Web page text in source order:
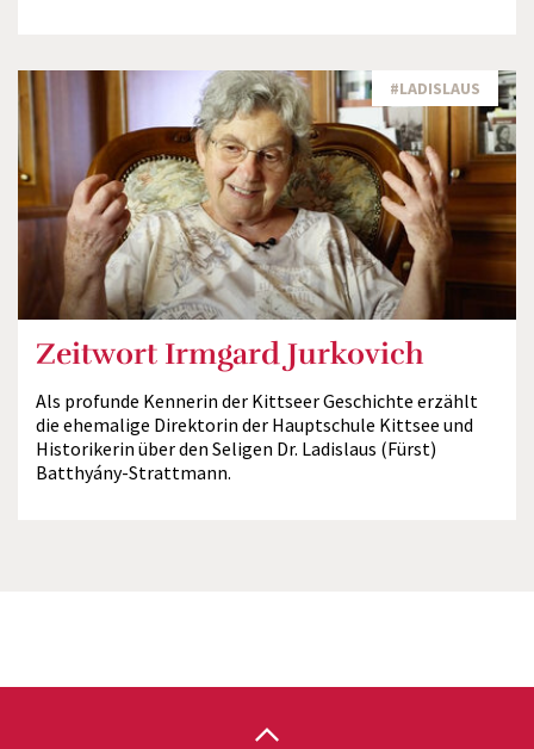
#LADISLAUS
Zeitwort Irmgard Jurkovich
Als profunde Kennerin der Kittseer Geschichte erzählt
die ehemalige Direktorin der Hauptschule Kittsee und
Historikerin über den Seligen Dr. Ladislaus (Fürst)
Batthyány-Strattmann.